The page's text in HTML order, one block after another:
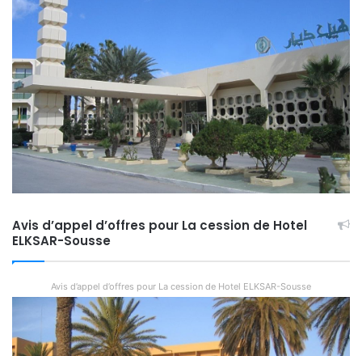
Avis d’appel d’offres pour La cession de Hotel
ELKSAR-Sousse
Avis d’appel d’offres pour La cession de Hotel ELKSAR-Sousse